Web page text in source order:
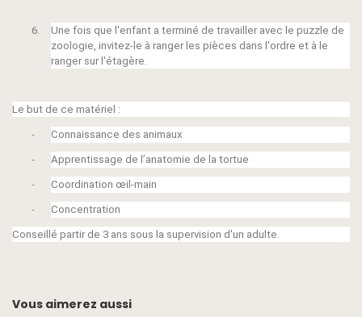
6.
Une fois que l'enfant a terminé de travailler avec le puzzle de
zoologie, invitez-le à ranger les pièces dans l'ordre et à le
ranger sur l'étagère.
Le but de ce matériel :
- Connaissance des animaux
- Apprentissage de l’anatomie de la tortue
- Coordination œil-main
- Concentration
Conseillé partir de 3 ans sous la supervision d'un adulte.
Vous aimerez aussi